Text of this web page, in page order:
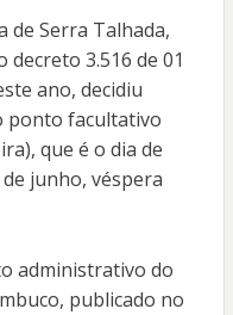
de Serra Talhada,
decreto 3.516 de 01
ano, decidiu
ponto facultativo
que é o dia de
junho, véspera
administrativo do
publicado no